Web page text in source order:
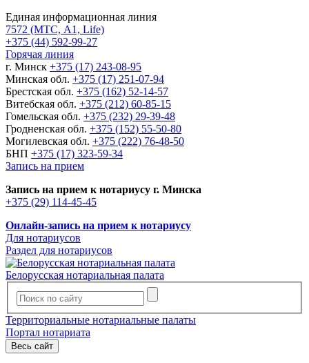
Единая информационная линия
7572 (МТС, A1, Life)
+375 (44) 592-99-27
Горячая линия
г. Минск +375 (17) 243-08-95
Минская обл. +375 (17) 251-07-94
Брестская обл. +375 (162) 52-14-57
Витебская обл. +375 (212) 60-85-15
Гомельская обл. +375 (232) 29-39-48
Гродненская обл. +375 (152) 55-50-80
Могилевская обл. +375 (222) 76-48-50
БНП +375 (17) 323-59-34
Запись на прием
Запись на прием к нотариусу г. Минска
+375 (29) 114-45-45
Онлайн-запись на прием к нотариусу
Для нотариусов
Раздел для нотариусов
Белорусская нотариальная палата
Территориальные нотариальные палаты
Портал нотариата
Весь сайт